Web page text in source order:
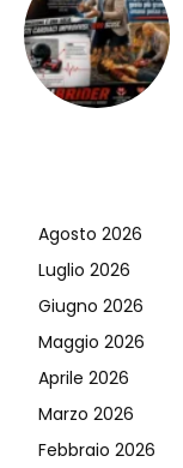
Agosto 2026
Luglio 2026
Giugno 2026
Maggio 2026
Aprile 2026
Marzo 2026
Febbraio 2026